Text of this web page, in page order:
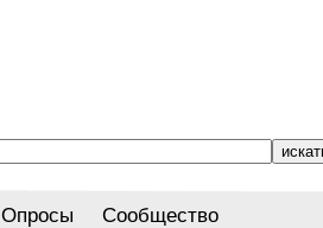
Опросы Сообщество